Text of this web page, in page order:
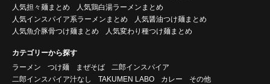
人気担々麺まとめ
人気鶏白湯ラーメンまとめ
人気インスパイア系ラーメンまとめ
人気醤油つけ麺まとめ
人気魚介豚骨つけ麺まとめ
人気変わり種つけ麺まとめ
カテゴリーから探す
ラーメン
つけ麺 まぜそば
二郎インスパイア
二郎インスパイア汁なし
TAKUMEN LABO カレー その他